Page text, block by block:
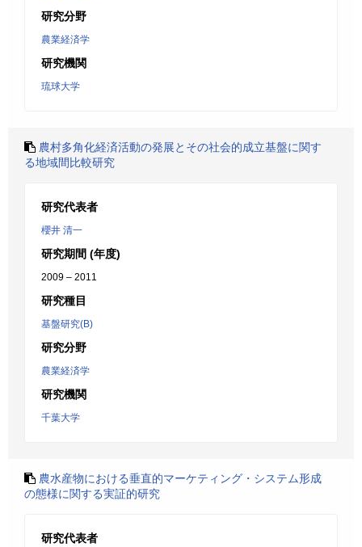
研究分野
農業経済学
研究機関
琉球大学
農村多角化経済活動の発展とその社会的成立基盤に関す
る地域間比較研究
研究代表者
櫻井 清一
研究期間 (年度)
2009 – 2011
研究種目
基盤研究(B)
研究分野
農業経済学
研究機関
千葉大学
農水産物における垂直的マーケティング・システム形成
の態様に関する実証的研究
研究代表者